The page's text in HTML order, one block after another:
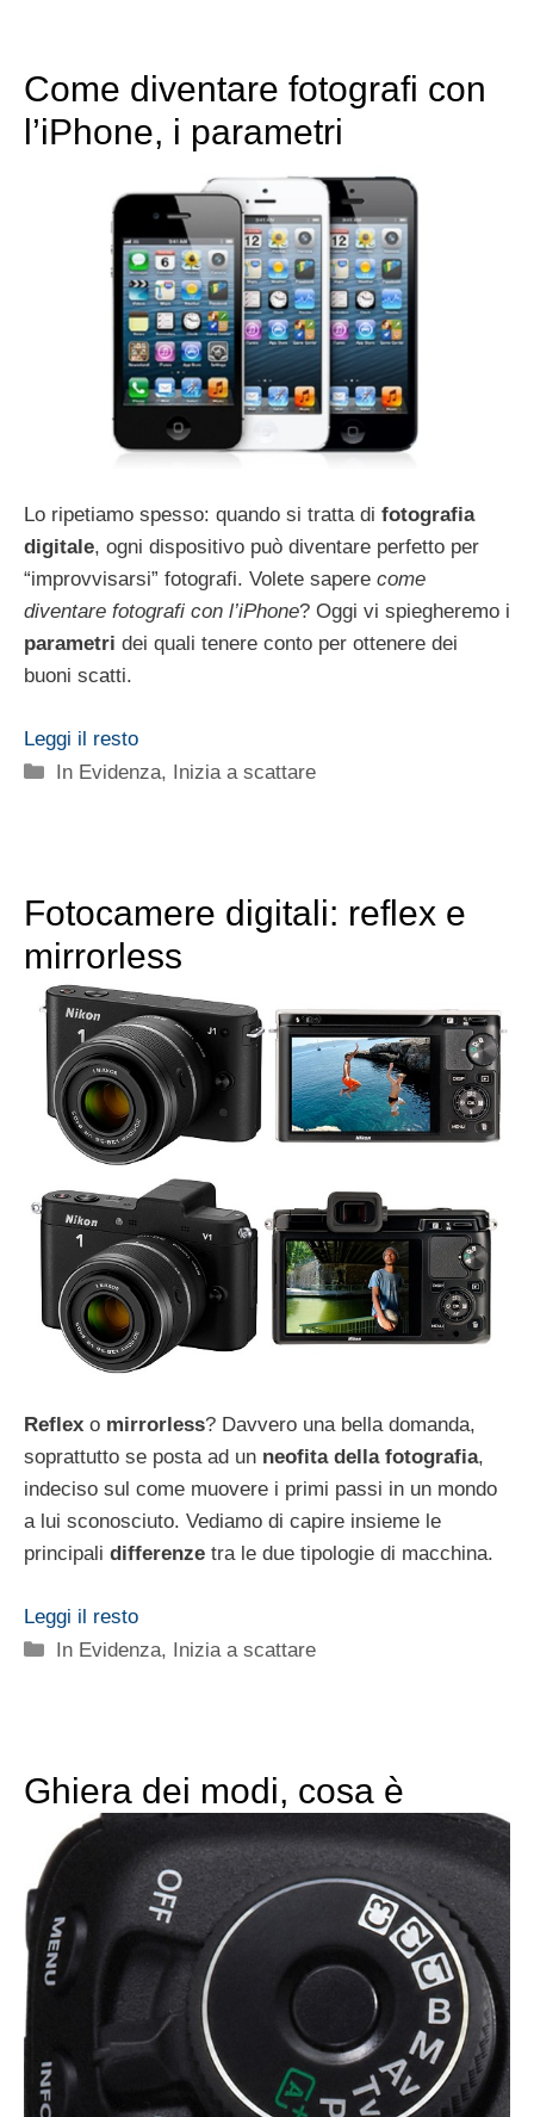
Come diventare fotografi con
l’iPhone, i parametri
Lo ripetiamo spesso: quando si tratta di fotografia
digitale, ogni dispositivo può diventare perfetto per
“improvvisarsi” fotografi. Volete sapere come
diventare fotografi con l’iPhone? Oggi vi spiegheremo i
parametri dei quali tenere conto per ottenere dei
buoni scatti.
Leggi il resto
Categorie
In Evidenza, Inizia a scattare
Fotocamere digitali: reflex e
mirrorless
Reflex o mirrorless? Davvero una bella domanda,
soprattutto se posta ad un neofita della fotografia,
indeciso sul come muovere i primi passi in un mondo
a lui sconosciuto. Vediamo di capire insieme le
principali differenze tra le due tipologie di macchina.
Leggi il resto
Categorie
In Evidenza, Inizia a scattare
Ghiera dei modi, cosa è